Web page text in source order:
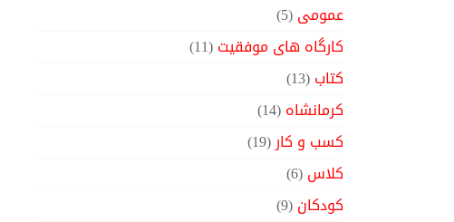
عمومی(5)
کارگاه های موفقیت(11)
کتاب(13)
کرمانشاه(14)
کسب و کار(19)
کلاس(6)
کودکان(9)